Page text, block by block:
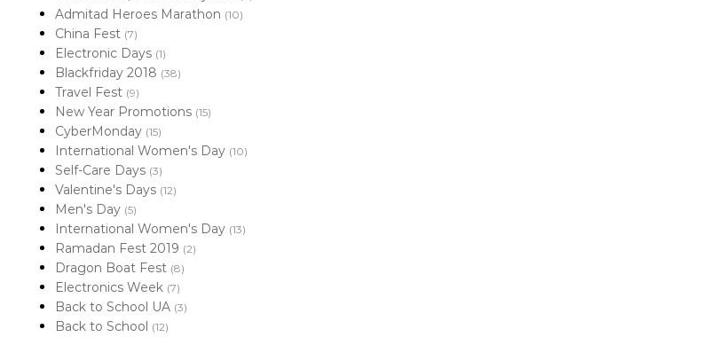
Admitad Heroes Marathon (10)
China Fest (7)
Electronic Days (1)
Blackfriday 2018 (38)
Travel Fest (9)
New Year Promotions (15)
CyberMonday (15)
International Women's Day (10)
Self-Care Days (3)
Valentine's Days (12)
Men's Day (5)
International Women's Day (13)
Ramadan Fest 2019 (2)
Dragon Boat Fest (8)
Electronics Week (7)
Back to School UA (3)
Back to School (12)